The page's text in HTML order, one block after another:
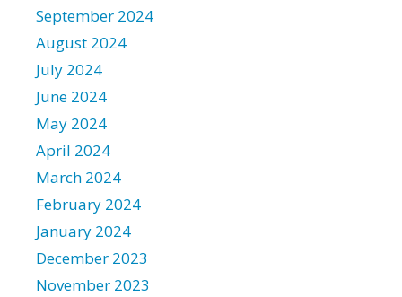
September 2024
August 2024
July 2024
June 2024
May 2024
April 2024
March 2024
February 2024
January 2024
December 2023
November 2023